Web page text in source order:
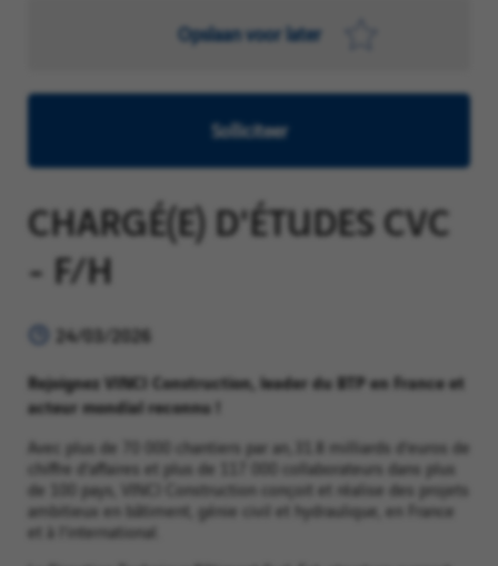
Opslaan voor later
Solliciteer
CHARGÉ(E) D'ÉTUDES CVC
- F/H
24/03/2026
Rejoignez VINCI Construction, leader du BTP en France et
acteur mondial reconnu !
Avec plus de 70 000 chantiers par an, 31.8 milliards d’euros de
chiffre d’affaires et plus de 117 000 collaborateurs dans plus
de 100 pays, VINCI Construction conçoit et réalise des projets
ambitieux en bâtiment, génie civil et hydraulique, en France
et à l’international.